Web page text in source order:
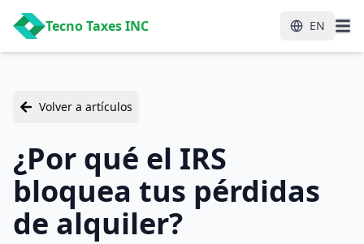
Tecno Taxes INC EN
Volver a artículos
¿Por qué el IRS
bloquea tus pérdidas
de alquiler?